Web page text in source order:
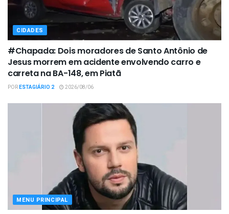
CIDADES
#Chapada: Dois moradores de Santo Antônio de
Jesus morrem em acidente envolvendo carro e
carreta na BA-148, em Piatã
PORESTAGIÁRIO 2 2026/08/06
MENU PRINCIPAL